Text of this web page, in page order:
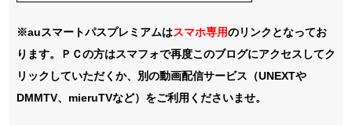
※auスマートパスプレミアムはスマホ専用のリンクとなってお
ります。ＰＣの方はスマフォで再度このブログにアクセスしてク
リックしていただくか、別の動画配信サービス（UNEXTや
DMMTV、mieruTVなど）をご利用くださいませ。